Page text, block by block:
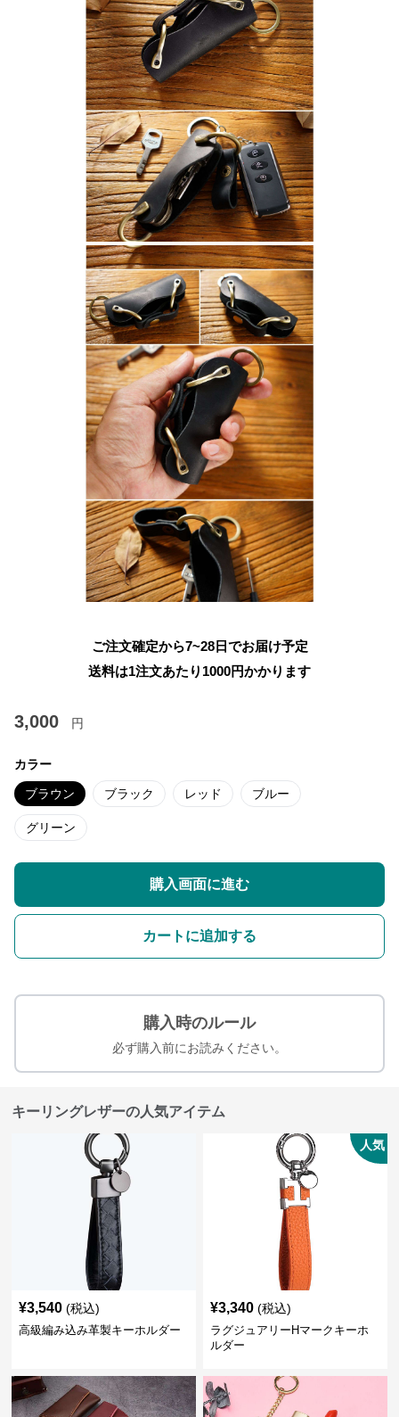
ご注文確定から7~28日でお届け予定
送料は1注文あたり 1000円かかります
3,000 円
カラー
ブラウン ブラック レッド ブルー
グリーン
購入画面に進む
カートに追加する
購入時のルール
必ず購入前にお読みください。
キーリングレザーの人気アイテム
¥3,540 (税込)
高級編み込み革製キーホルダー
人気
¥3,340 (税込)
ラグジュアリーHマークキーホ
ルダー